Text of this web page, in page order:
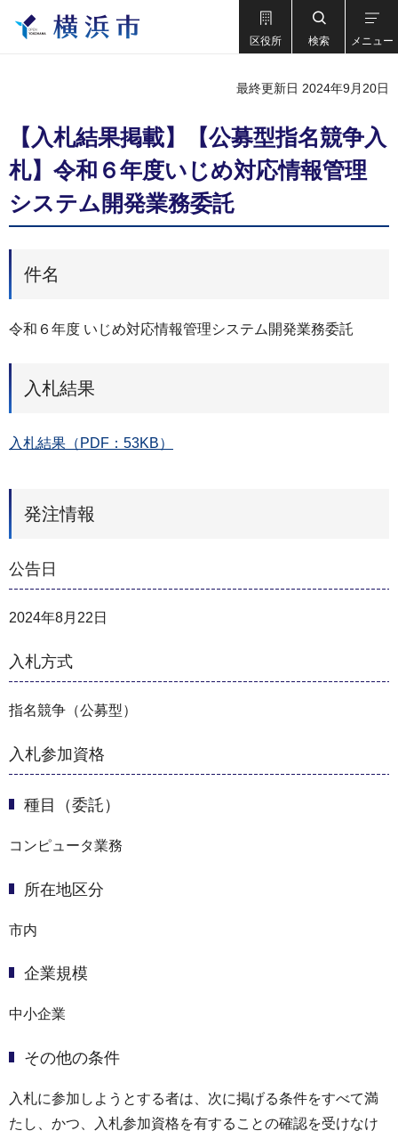
区役所 検索 メニュー
最終更新日 2024年9月20日
【入札結果掲載】【公募型指名競争入
札】令和６年度いじめ対応情報管理
システム開発業務委託
件名
令和６年度 いじめ対応情報管理システム開発業務委託
入札結果
入札結果（PDF：53KB）
発注情報
公告日
2024年8月22日
入札方式
指名競争（公募型）
入札参加資格
種目（委託）
コンピュータ業務
所在地区分
市内
企業規模
中小企業
その他の条件
入札に参加しようとする者は、次に掲げる条件をすべて満
たし、かつ、入札参加資格を有することの確認を受けなけ